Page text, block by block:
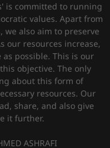
is committed to running
values. Apart from
we also aim to preserve
our resources increase,
possible. This is our
objective. The only
about this form of
resources. Our
share, and also give
it further.
ASHRAFI